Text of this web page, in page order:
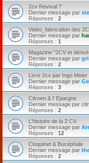
2cv Revival ?
Dernier message par
Réponses : 2
Vidéo_fabrication des
Dernier message par
Réponses : 1
Magazine "2CV et
Dernier message par
Réponses : 2
Livre 2cv par Ingo Meier
Dernier message par
Réponses : 3
Citroen & l' Epargne
Dernier message par
Réponses : 2
L'histoire de la 2 CV.
Dernier message par
Réponses : 12
Cloquinet & Bucéphale
Dernier message par
Réponses : 2